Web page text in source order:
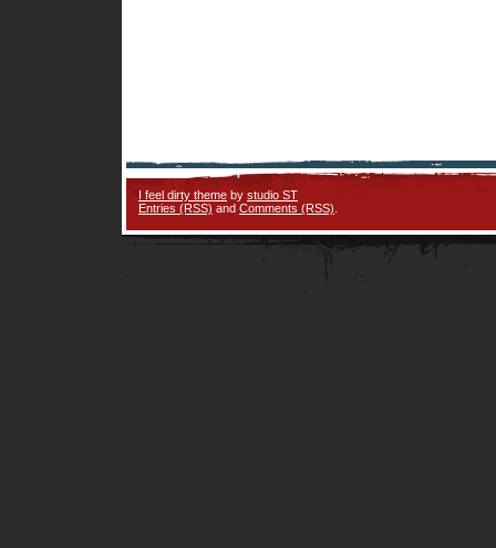
I feel dirty theme by studio ST
Entries (RSS) and Comments (RSS)